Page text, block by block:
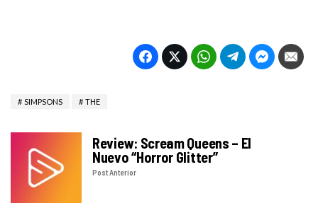
SIMPSONS THE
Review: Scream Queens – El
Nuevo “Horror Glitter”
Post Anterior